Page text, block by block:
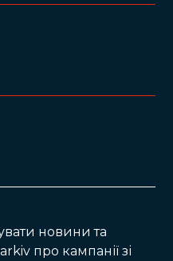
новини та
про кампанії зі